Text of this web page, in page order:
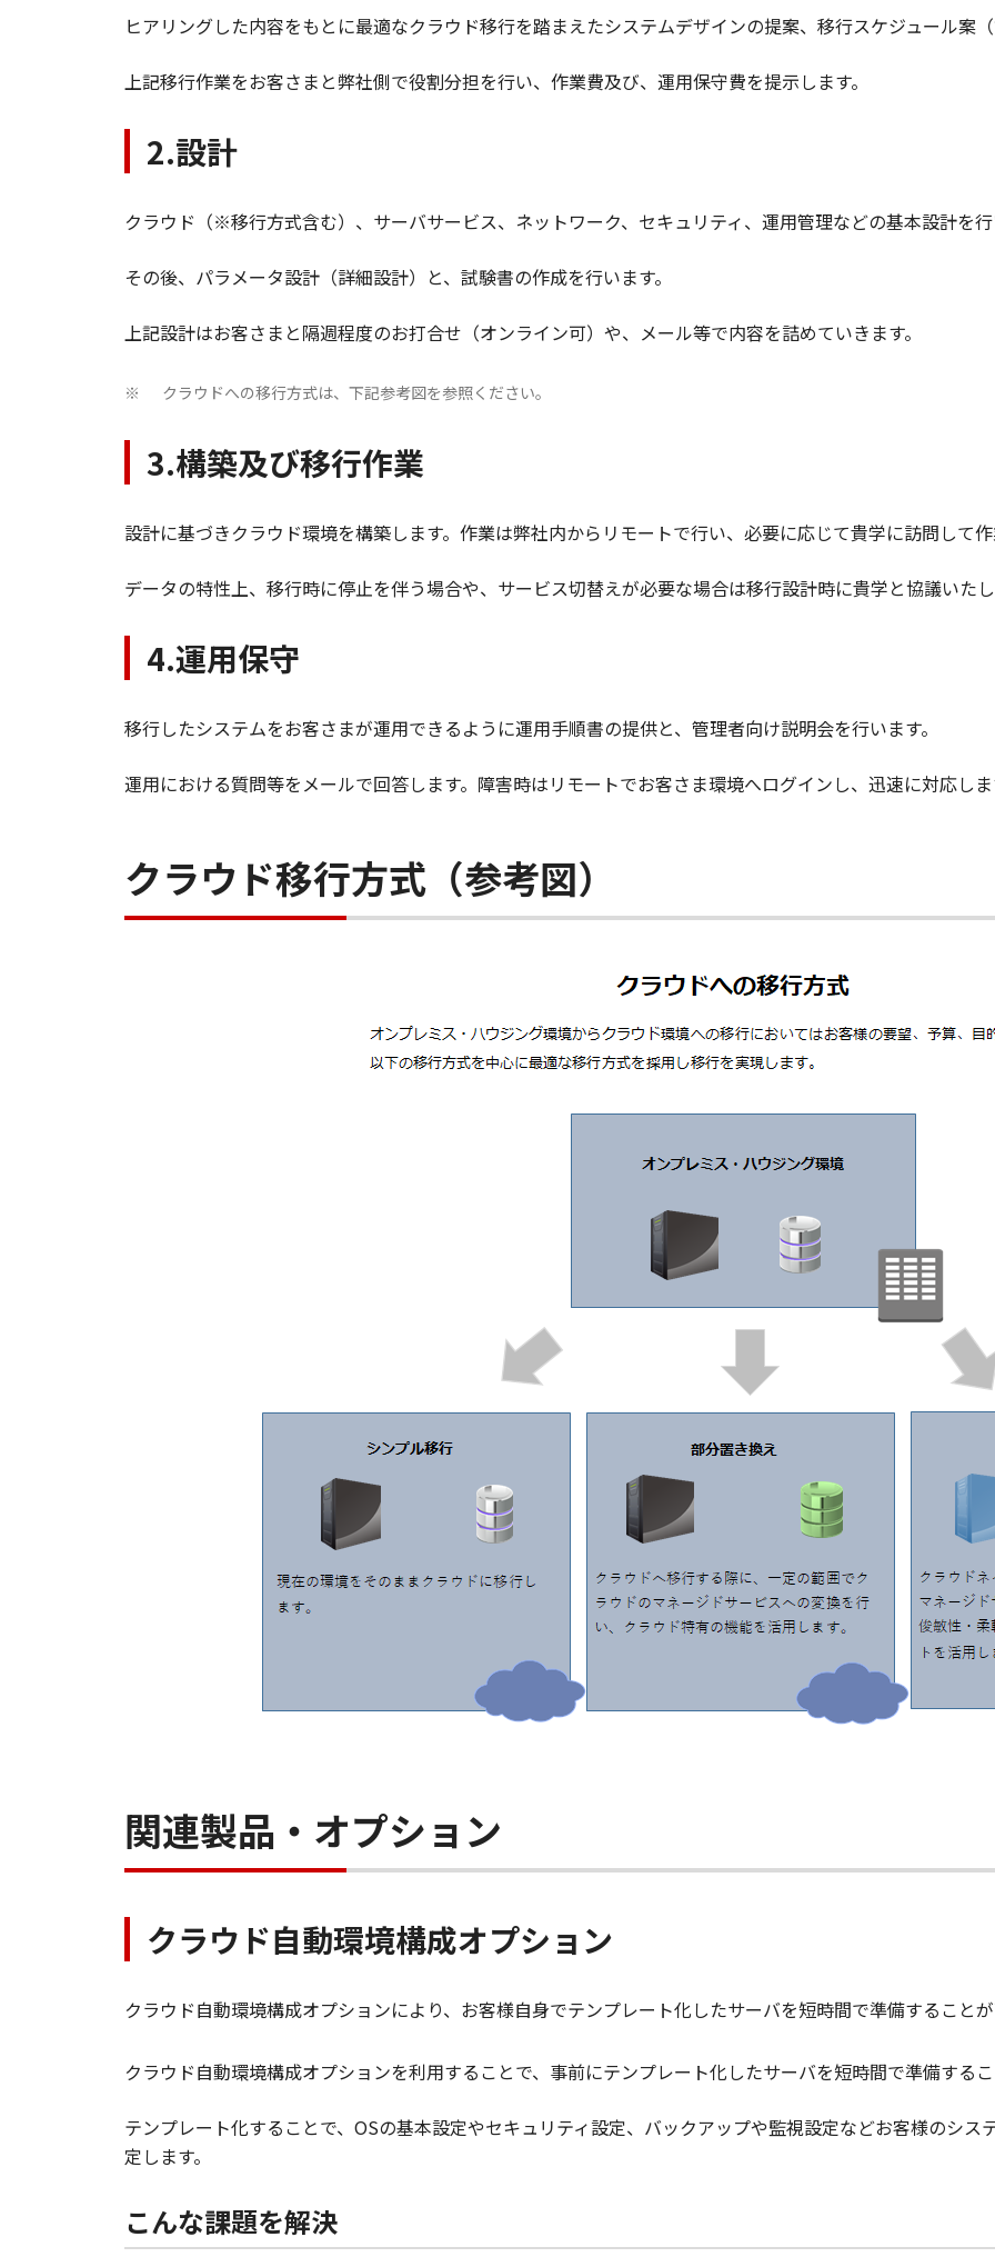
ヒアリングした内容をもとに最適なクラウド移行を踏まえたシステムデザインの提案、移行スケジュール案
上記移行作業をお客さまと弊社側で役割分担を行い、作業費及び、運用保守費を提示します。
2.設計
クラウド（※移行方式含む）、サーバサービス、ネットワーク、セキュリティ、運用管理などの基本設計を
その後、パラメータ設計（詳細設計）と、試験書の作成を行います。
上記設計はお客さまと隔週程度のお打合せ（オンライン可）や、メール等で内容を詰めていきます。
※ クラウドへの移行方式は、下記参考図を参照ください。
3.構築及び移行作業
設計に基づきクラウド環境を構築します。作業は弊社内からリモートで行い、必要に応じて貴学に訪問して
データの特性上、移行時に停止を伴う場合や、サービス切替えが必要な場合は移行設計時に貴学と協議いた
4.運用保守
移行したシステムをお客さまが運用できるように運用手順書の提供と、管理者向け説明会を行います。
運用における質問等をメールで回答します。障害時はリモートでお客さま環境へログインし、迅速に対応し
クラウド移行方式（参考図）
関連製品・オプション
クラウド自動環境構成オプション
クラウド自動環境構成オプションにより、お客様自身でテンプレート化したサーバを短時間で準備すること
クラウド自動環境構成オプションを利用することで、事前にテンプレート化したサーバを短時間で準備する
テンプレート化することで、OSの基本設定やセキュリティ設定、バックアップや監視設定などお客様のシ
定します。
こんな課題を解決